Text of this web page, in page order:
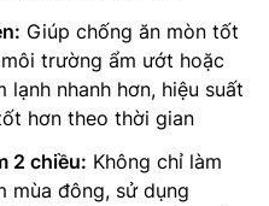
Giúp chống ăn mòn tốt
trường ẩm ướt hoặc
lạnh nhanh hơn, hiệu suất
hơn theo thời gian
2 chiều: Không chỉ làm
mùa đông, sử dụng